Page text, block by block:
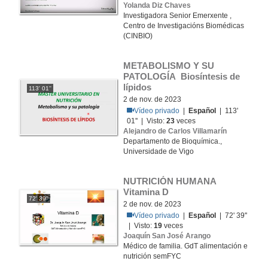
Yolanda Diz Chaves
Investigadora Senior Emerxente ,
Centro de Investigacións Biomédicas
(CINBIO)
113' 01''
METABOLISMO Y SU
PATOLOGÍA Biosíntesis de
lípidos
2 de nov. de 2023
Vídeo privado
Español
| 113'
01'' | Visto:23 veces
Alejandro de Carlos Villamarín
Departamento de Bioquímica.,
Universidade de Vigo
72' 39''
NUTRICIÓN HUMANA
Vitamina D
2 de nov. de 2023
Vídeo privado
Español
| 72' 39''
| Visto:19 veces
Joaquín San José Arango
Médico de familia. GdT alimentación e
nutrición semFYC